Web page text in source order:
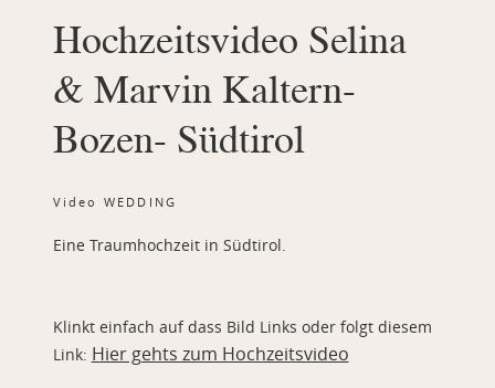
Hochzeitsvideo Selina
& Marvin Kaltern-
Bozen- Südtirol
Video WEDDING
Eine Traumhochzeit in Südtirol.
Klinkt einfach auf dass Bild Links oder folgt diesem
Link: Hier gehts zum Hochzeitsvideo